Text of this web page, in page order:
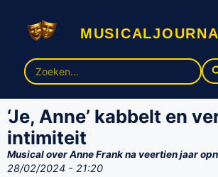
Zoek
naar:
‘Je, Anne’ kabbelt en
intimiteit
Musical over Anne Frank na veertien jaar
28/02/2024 - 21:20